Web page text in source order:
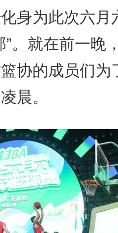
身为此次六月
”。就在前一晚
协的成员们为
晨。